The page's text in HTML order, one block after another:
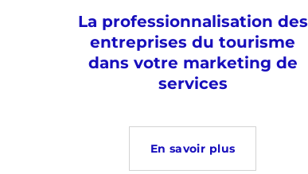
La professionnalisation des
entreprises du tourisme
dans votre marketing de
services
En savoir plus